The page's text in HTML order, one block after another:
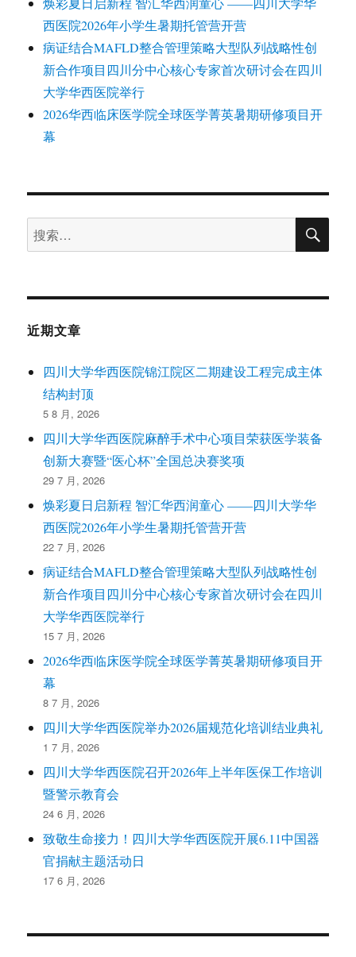
西医院2026年小学生暑期托管营开营
病证结合MAFLD整合管理策略大型队列战略性创
新合作项目四川分中心核心专家首次研讨会在四川
大学华西医院举行
2026华西临床医学院全球医学菁英暑期研修项目开
幕
搜
索：
搜
近期文章
四川大学华西医院锦江院区二期建设工程完成主体
结构封顶
5 8 月, 2026
四川大学华西医院麻醉手术中心项目荣获医学装备
创新大赛暨“医心杯”全国总决赛奖项
29 7 月, 2026
焕彩夏日启新程 智汇华西润童心 ——四川大学华
西医院2026年小学生暑期托管营开营
22 7 月, 2026
病证结合MAFLD整合管理策略大型队列战略性创
新合作项目四川分中心核心专家首次研讨会在四川
大学华西医院举行
15 7 月, 2026
2026华西临床医学院全球医学菁英暑期研修项目开
幕
8 7 月, 2026
四川大学华西医院举办2026届规范化培训结业典礼
1 7 月, 2026
四川大学华西医院召开2026年上半年医保工作培训
暨警示教育会
24 6 月, 2026
致敬生命接力！四川大学华西医院开展6.11中国器
官捐献主题活动日
17 6 月, 2026